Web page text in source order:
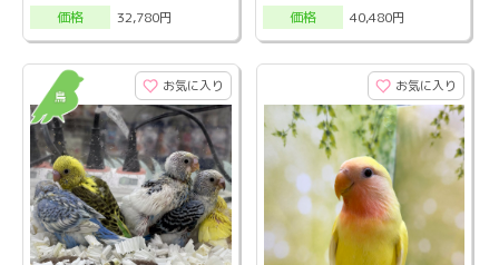
価格
32,780円
価格
40,480円
お気に入り お気に入り